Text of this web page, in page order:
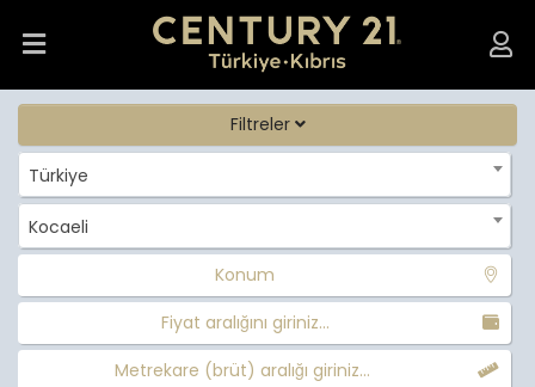
Filtreler
Türkiye
Kocaeli
Konum
Fiyat aralığını giriniz...
Metrekare (brüt) aralığı giriniz...